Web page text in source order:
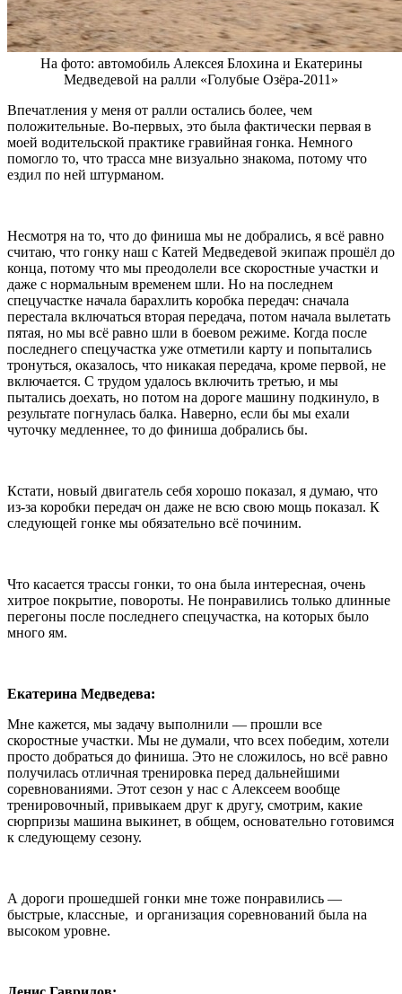
На фото: автомобиль Алексея Блохина и Екатерины
Медведевой на ралли «Голубые Озёра-2011»
Впечатления у меня от ралли остались более, чем
положительные. Во-первых, это была фактически первая в
моей водительской практике гравийная гонка. Немного
помогло то, что трасса мне визуально знакома, потому что
ездил по ней штурманом.
Несмотря на то, что до финиша мы не добрались, я всё равно
считаю, что гонку наш с Катей Медведевой экипаж прошёл до
конца, потому что мы преодолели все скоростные участки и
даже с нормальным временем шли. Но на последнем
спецучастке начала барахлить коробка передач: сначала
перестала включаться вторая передача, потом начала вылетать
пятая, но мы всё равно шли в боевом режиме. Когда после
последнего спецучастка уже отметили карту и попытались
тронуться, оказалось, что никакая передача, кроме первой, не
включается. С трудом удалось включить третью, и мы
пытались доехать, но потом на дороге машину подкинуло, в
результате погнулась балка. Наверно, если бы мы ехали
чуточку медленнее, то до финиша добрались бы.
Кстати, новый двигатель себя хорошо показал, я думаю, что
из-за коробки передач он даже не всю свою мощь показал. К
следующей гонке мы обязательно всё починим.
Что касается трассы гонки, то она была интересная, очень
хитрое покрытие, повороты. Не понравились только длинные
перегоны после последнего спецучастка, на которых было
много ям.
Екатерина Медведева:
Мне кажется, мы задачу выполнили — прошли все
скоростные участки. Мы не думали, что всех победим, хотели
просто добраться до финиша. Это не сложилось, но всё равно
получилась отличная тренировка перед дальнейшими
соревнованиями. Этот сезон у нас с Алексеем вообще
тренировочный, привыкаем друг к другу, смотрим, какие
сюрпризы машина выкинет, в общем, основательно готовимся
к следующему сезону.
А дороги прошедшей гонки мне тоже понравились —
быстрые, классные, и организация соревнований была на
высоком уровне.